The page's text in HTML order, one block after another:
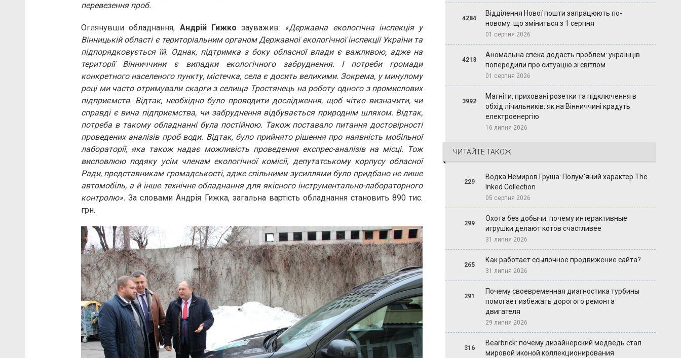
перевезення проб.
Оглянувши обладнання, Андрій Гижко зауважив: «Державна екологічна інспекція у
Вінницькій області є територіальним органом Державної екологічної інспекції України та
підпорядковується їй. Однак, підтримка з боку обласної влади є важливою, адже на
території Вінниччини є випадки екологічного забруднення. І потреби громади
конкретного населеного пункту, містечка, села є досить великими. Зокрема, у минулому
році ми часто отримували скарги з селища Тростянець на роботу одного з промислових
підприємств. Відтак, необхідно було проводити дослідження, щоб чітко визначити, чи
справді є вина підприємства, чи забруднення відбувається природнім шляхом. Відтак,
потреба в такому обладнанні була постійною. Також поставало питання достовірності
проведених аналізів проб води. Відтак, було прийнято рішення про наявність мобільної
лабораторії, яка також надає можливість проведення експрес-аналізів на місці. Тож
висловлюю подяку усім членам екологічної комісії, депутатському корпусу обласної
Ради, представникам громадськості, адже спільними зусиллями було придбано не лише
автомобіль, а й інше технічне обладнання для якісного інструментально-лабораторного
контролю».За словами Андрія Гижка, загальна вартість обладнання становить 890 тис.
грн.
4284
Відділення Нової пошти запрацюють по-
новому: що зміниться з 1 серпня
01 серпня 2026
4213
Аномальна спека додасть проблем: українців
попередили про ситуацію зі світлом
01 серпня 2026
3992
Магніти, приховані розетки та підключення в
обхід лічильників: як на Вінниччині крадуть
електроенергію
16 липня 2026
ЧИТАЙТЕ ТАКОЖ
229
Водка Немиров Груша: Полум'яний характер The
Inked Collection
05 серпня 2026
299
Охота без добычи: почему интерактивные
игрушки делают котов счастливее
31 липня 2026
265
Как работает ссылочное продвижение сайта?
31 липня 2026
291
Почему своевременная диагностика турбины
помогает избежать дорогого ремонта
двигателя
29 липня 2026
316
Bearbrick: почему дизайнерский медведь стал
мировой иконой коллекционирования